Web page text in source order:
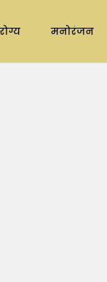
मनोरंजन